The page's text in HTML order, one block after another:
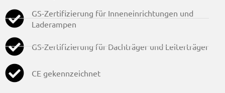
GS-Zertifizierung für Inneneinrichtungen und
Laderampen
GS-Zertifizierung für Dachträger und Leiterträger
CE gekennzeichnet